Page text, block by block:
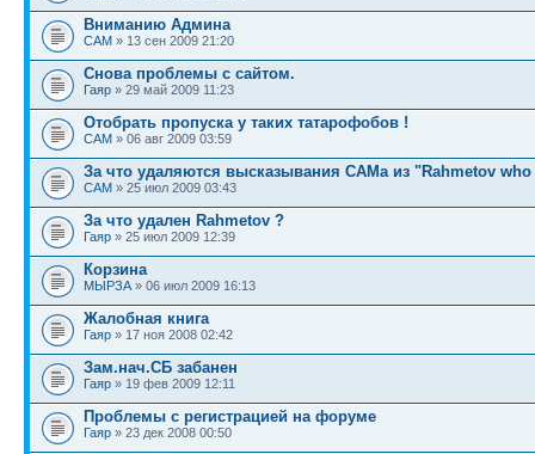
Вниманию Админа
САМ » 13 сен 2009 21:20
Снова проблемы с сайтом.
Гаяр » 29 май 2009 11:23
Отобрать пропуска у таких татарофобов !
САМ » 06 авг 2009 03:59
За что удаляются высказывания САМа из "Rahmetov
САМ » 25 июл 2009 03:43
За что удален Rahmetov ?
Гаяр » 25 июл 2009 12:39
Корзина
МЫРЗА » 06 июл 2009 16:13
Жалобная книга
Гаяр » 17 ноя 2008 02:42
Зам.нач.СБ забанен
Гаяр » 19 фев 2009 12:11
Проблемы с регистрацией на форуме
Гаяр » 23 дек 2008 00:50